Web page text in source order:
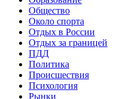
Общество
Около спорта
Отдых в России
Отдых за границей
ПДД
Политика
Происшествия
Психология
Рынки